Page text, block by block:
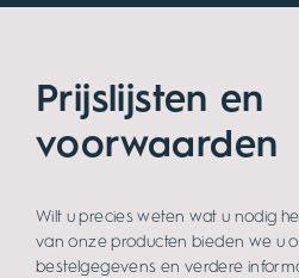
Prijslijsten en
voorwaarden
Wilt u precies weten wat u nodig
van onze producten bieden we u
bestelgegevens en verdere